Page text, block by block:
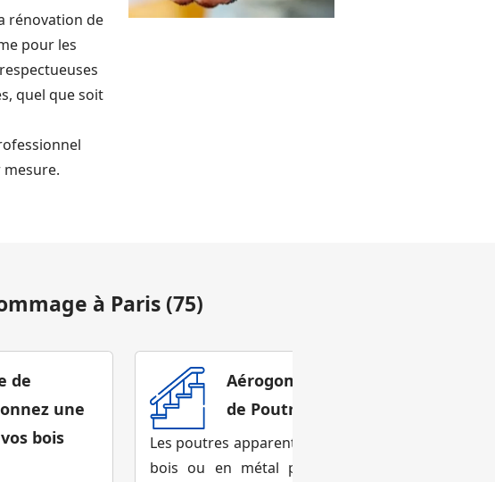
rénovation de
pour les
quel que soit
à Paris (75)
de
une
bois
Aérogommage et Sablage
de Poutres & Escaliers
Les poutres apparentes et les escaliers en
bois ou en métal peuvent perdre leur